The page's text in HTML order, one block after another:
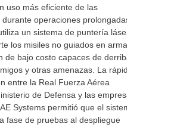
uso más eficiente de las
operaciones prolongadas.
un sistema de puntería láser
los misiles no guiados en armas
de bajo costo capaces de derribar
y otras amenazas. La rápida
entre la Real Fuerza Aérea
de Defensa y las empresas
Systems permitió que el sistema
fase de pruebas al despliegue